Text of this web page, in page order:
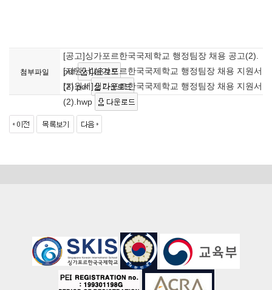
첨부파일
[공고]싱가포르한국국제학교 행정팀장 채용 공고(2).
pdf
[지원서]싱가포르한국국제학교 행정팀장 채용 지원서
(2).pdf
[지원서]싱가포르한국국제학교 행정팀장 채용 지원서
(2).hwp